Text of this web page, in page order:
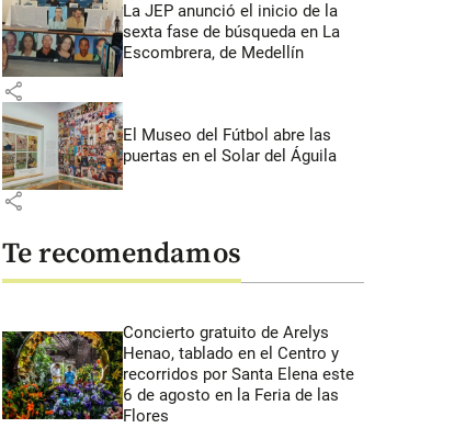
La JEP anunció el inicio de la
sexta fase de búsqueda en La
Escombrera, de Medellín
share
El Museo del Fútbol abre las
puertas en el Solar del Águila
share
Te recomendamos
Concierto gratuito de Arelys
Henao, tablado en el Centro y
recorridos por Santa Elena este
6 de agosto en la Feria de las
Flores